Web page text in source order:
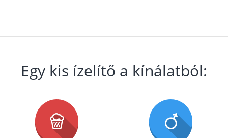
Egy kis ízelítő a kínálatból: